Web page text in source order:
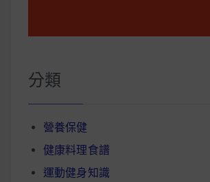
分類
營養保健
健康料理食譜
運動健身知識